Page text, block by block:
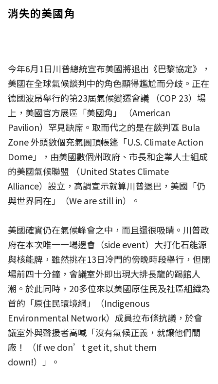
消失的美國角
今年6月1日川普總統宣布美國將退出《巴黎協定》，
美國在全球氣候談判中的角色顯得尷尬而分歧。正在
德國波昂舉行的第23屆氣候變遷會議 （COP 23）場
上，美國官方展區「美國角」 （American
Pavilion）罕見缺席。取而代之的是在談判區 Bula
Zone 外頭數個充氣圓頂帳篷「U.S. Climate Action
Dome」，由美國數個州政府、市長和企業人士組成
的美國氣候聯盟 （United States Climate
Alliance）設立，高調宣示就算川普退巴，美國「仍
與世界同在」（We are still in）。
美國確實仍在氣候峰會之中，而且還很吸睛。川普政
府在本次唯一一場邊會（side event）大打化石能源
與核能牌，雖然挑在13日冷門的傍晚時段舉行，但開
場前四十分鐘，會議室外即出現大排長龍的踢館人
潮。於此同時，20多位來以美國原住民及社區組織為
首的「原住民環境網」（Indigenous
Environmental Network）成員拉布條抗議，於會
議室外與聲援者高喊「沒有氣候正義，就讓他們關
廠！ （If we don’t get it, shut them
down!）」。